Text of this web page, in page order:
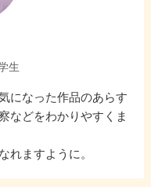
生
になった作品のあらす
などをわかりやすくま
れますように。